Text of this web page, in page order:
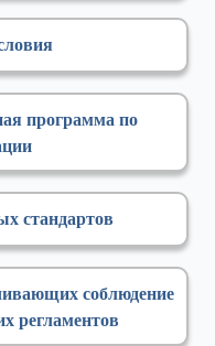
программа по
стандартов
соблюдение
регламентов